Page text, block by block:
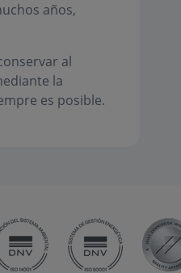
años,
al
la
es posible.